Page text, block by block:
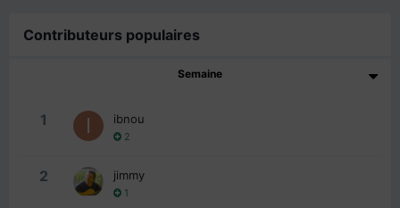
Contributeurs populaires
Semaine
1 ibnou
2
2 jimmy
1